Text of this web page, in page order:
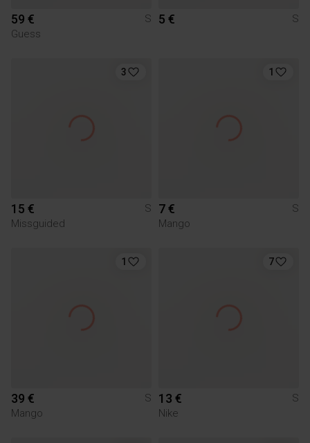
59 €
S
Guess
5 € S
3
15 €
S
Missguided
1
7 €
S
Mango
1
39 €
S
Mango
7
13 €
S
Nike